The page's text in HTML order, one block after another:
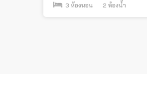
3 ห้องนอน 2 ห้องน้ำ